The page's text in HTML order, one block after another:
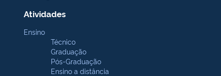
Atividades
Ensino
Técnico
Graduação
Pós-Graduação
Ensino a distância